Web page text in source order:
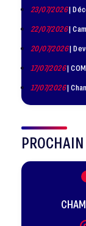
23/07/2026| Découvrez le nouveau podcast de l'été pour les
22/07/2026|
20/07/2026| Devenez bénévole pour la Ligue des champions de
17/07/2026|
17/07/2026| Championnats du monde 2026 : les athlètes